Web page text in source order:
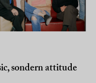
sondern attitude